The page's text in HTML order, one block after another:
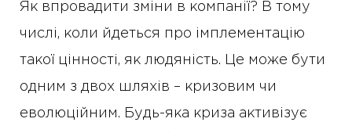
Як впровадити зміни в компанії? В тому
числі, коли йдеться про імплементацію
такої цінності, як людяність. Це може бути
одним з двох шляхів – кризовим чи
еволюційним. Будь-яка криза активізує